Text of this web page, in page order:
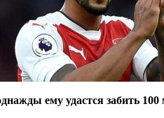
ему удастся забить